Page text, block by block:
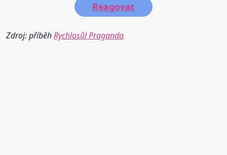
Reagovat
Zdroj: příběhRychlosůl Praganda